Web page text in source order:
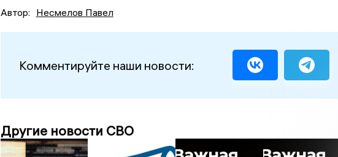
Автор: Несмелов Павел
Комментируйте наши новости:
Другие новости СВО